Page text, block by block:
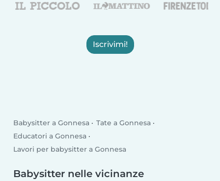
Iscrivimi!
Babysitter a Gonnesa
Tate a Gonnesa
Educatori a Gonnesa
Lavori per babysitter a Gonnesa
Babysitter nelle vicinanze